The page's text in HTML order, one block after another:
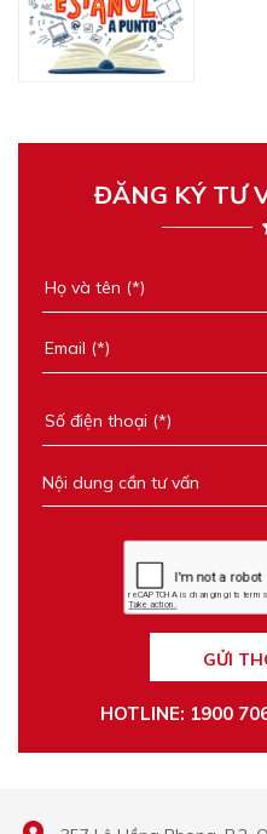
ĐĂNG KÝ TƯ
GỬI
HOTLINE: 1900